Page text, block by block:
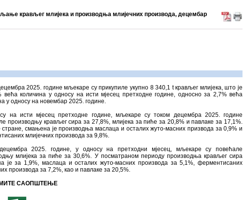
крављег млијека и производња млијечних производа, децембар
2025. године мљекаре су прикупиле укупно 8 340,1 t крављег млијека, што је
већа количина у односу на исти мјесец претходне године, односно за 2,7% већа
у односу на новембар 2025. године.
на исти мјесец претходне године, мљекаре су током децембра 2025. године
производњу крављег сира за 27,8%, млијека за пиће за 20,8% и павлаке за 17,1%.
стране, смањена је производња маслаца и осталих жуто-масних призвода за 0,9% и
млијечних производа за 9,8%.
2025. године, у односу на претходни мјесец, мљекаре су повећале
млијека за пиће за 30,6%. У посматраном периоду производња крављег сира
је за 1,9%, маслаца и осталих жуто-масних производа за 5,1%, ферментисаних
производа за 7,2%, као и павлаке за 20,5%.
САОПШТЕЊЕ